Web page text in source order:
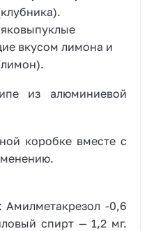
вкусом лимона и
из алюминиевой
коробке вместе с
Амилметакрезол -0,6
спирт — 1,2 мг.